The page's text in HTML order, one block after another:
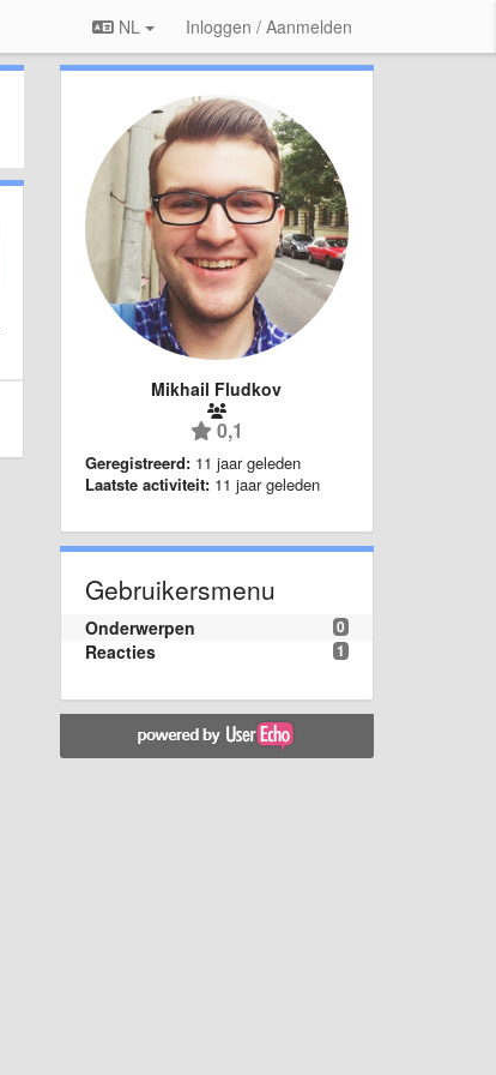
NL Inloggen / Aanmelden
Mikhail Fludkov
0,1
Geregistreerd: 11 jaar geleden
Laatste activiteit: 11 jaar geleden
Gebruikersmenu
0
Onderwerpen
1
Reacties